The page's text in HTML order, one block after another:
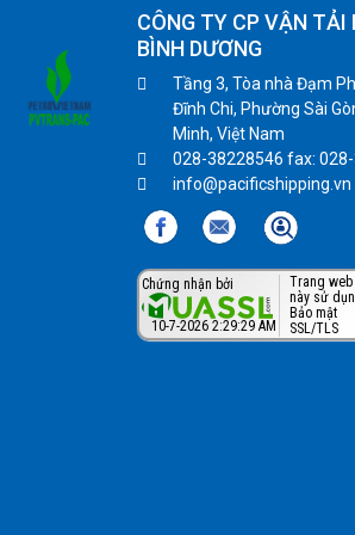
CÔNG TY CP VẬN TẢI
BÌNH DƯƠNG
Tầng 3, Tòa nhà Đạm
Đĩnh Chi, Phường Sài
Minh, Việt Nam
028-38228546 fax:
info@pacificshipping.vn
Chứng nhận bởi
10-7-2026 2:29:29 AM
Trang web
này sử
Bảo mật
SSL/TLS